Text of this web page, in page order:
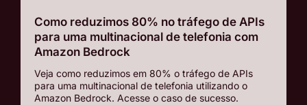
Como reduzimos 80% no tráfego de APIs
para uma multinacional de telefonia com
Amazon Bedrock
Veja como reduzimos em 80% o tráfego de APIs
para uma multinacional de telefonia utilizando o
Amazon Bedrock. Acesse o caso de sucesso.